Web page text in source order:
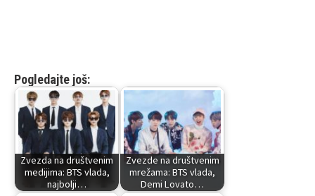
Pogledajte još:
Zvezda na društvenim
medijima: BTS vlada,
najbolji…
Zvezde na društvenim
mrežama: BTS vlada,
Demi Lovato…